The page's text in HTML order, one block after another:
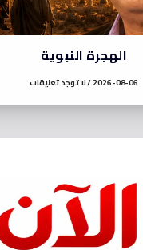
الهجرة النبوية
2026-08-06 لا توجد تعليقات